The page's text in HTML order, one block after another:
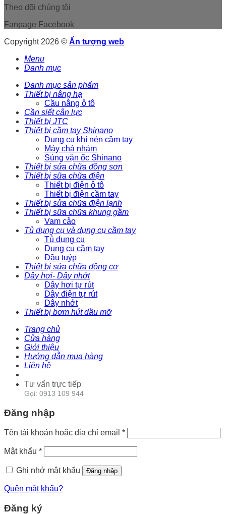
Theo dõi chúng tôi
Fanpage Facebook
Copyright 2026 © Ấn tượng web
Menu
Danh mục
Danh mục sản phẩm
Thiết bị nâng hạ
Cầu nâng ô tô
Cần siết cân lực
Thiết bị JTC
Thiết bị cầm tay Shinano
Dụng cụ khí nén cầm tay
Máy chà nhám
Súng vặn ốc Shinano
Thiết bị sửa chữa đồng sơn
Thiết bị sữa chữa điện
Thiết bị điện ô tô
Thiết bị điện cầm tay
Thiết bị sửa chữa điện lạnh
Thiết bị sữa chữa khung gầm
Vam cảo
Tủ dụng cụ và dụng cụ cầm tay
Tủ dụng cụ
Dụng cụ cầm tay
Đầu tuýp
Thiết bị sửa chữa động cơ
Dây hơi- Dây nhớt
Dây hơi tự rút
Dây điện tự rút
Dây nhớt
Thiết bị bơm hút dầu mỡ
Trang chủ
Cửa hàng
Giới thiệu
Hướng dẫn mua hàng
Liên hệ
Tư vấn trực tiếp
Gọi: 0913 109 944
Đăng nhập
Tên tài khoản hoặc địa chỉ email *
Mật khẩu *
Ghi nhớ mật khẩu Đăng nhập
Quên mật khẩu?
Đăng ký